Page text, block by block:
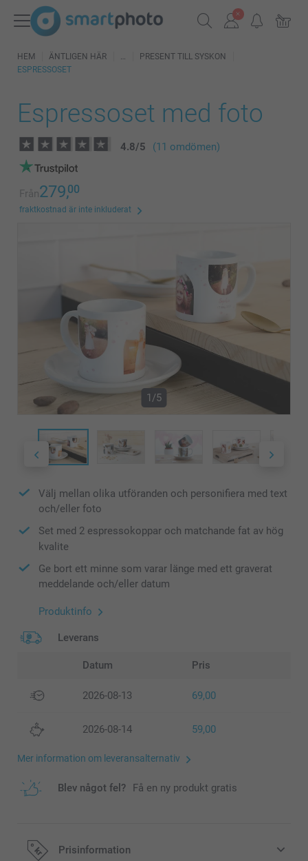
HEM ÄNTLIGEN HÄR
PRESENT TILL SYSKON
ESPRESSOSET
Espressoset med foto
4.8/5 (11 omdömen)
Från279,00
fraktkostnad är inte inkluderat
1/5
Välj mellan olika utföranden och personifiera med text
och/eller foto
Set med 2 espressokoppar och matchande fat av hög
kvalite
Ge bort ett minne som varar länge med ett graverat
meddelande och/eller datum
Produktinfo
Leverans
Datum Pris
2026-08-13 69,00
2026-08-14 59,00
Mer information om leveransalternativ
Blev något fel? Få en ny produkt gratis
Prisinformation